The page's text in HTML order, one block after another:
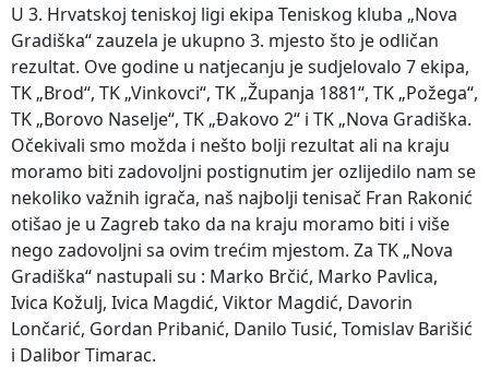
U 3. Hrvatskoj teniskoj ligi ekipa Teniskog kluba „Nova
Gradiška“ zauzela je ukupno 3. mjesto što je odličan
rezultat. Ove godine u natjecanju je sudjelovalo 7 ekipa,
TK „Brod“, TK „Vinkovci“, TK „Županja 1881“, TK „Požega“,
TK „Borovo Naselje“, TK „Đakovo 2“ i TK „Nova Gradiška.
Očekivali smo možda i nešto bolji rezultat ali na kraju
moramo biti zadovoljni postignutim jer ozlijedilo nam se
nekoliko važnih igrača, naš najbolji tenisač Fran Rakonić
otišao je u Zagreb tako da na kraju moramo biti i više
nego zadovoljni sa ovim trećim mjestom. Za TK „Nova
Gradiška“ nastupali su : Marko Brčić, Marko Pavlica,
Ivica Kožulj, Ivica Magdić, Viktor Magdić, Davorin
Lončarić, Gordan Pribanić, Danilo Tusić, Tomislav Barišić
i Dalibor Timarac.